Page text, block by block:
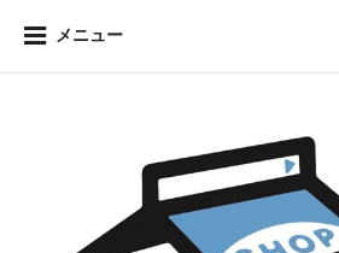
メニュー